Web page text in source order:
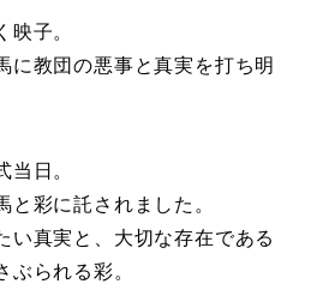
映子。
に教団の悪事と真実を打ち明
当日。
彩に託されました。
い真実と、大切な存在である
ぶられる彩。